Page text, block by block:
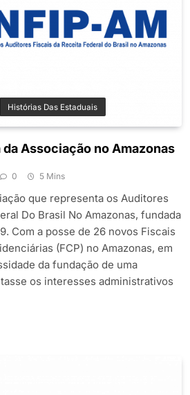
Histórias Das Estaduais
Associação no Amazonas
0 5 Mins
que representa os Auditores
Do Brasil No Amazonas, fundada
Com a posse de 26 novos Fiscais
(FCP) no Amazonas, em
da fundação de uma
os interesses administrativos